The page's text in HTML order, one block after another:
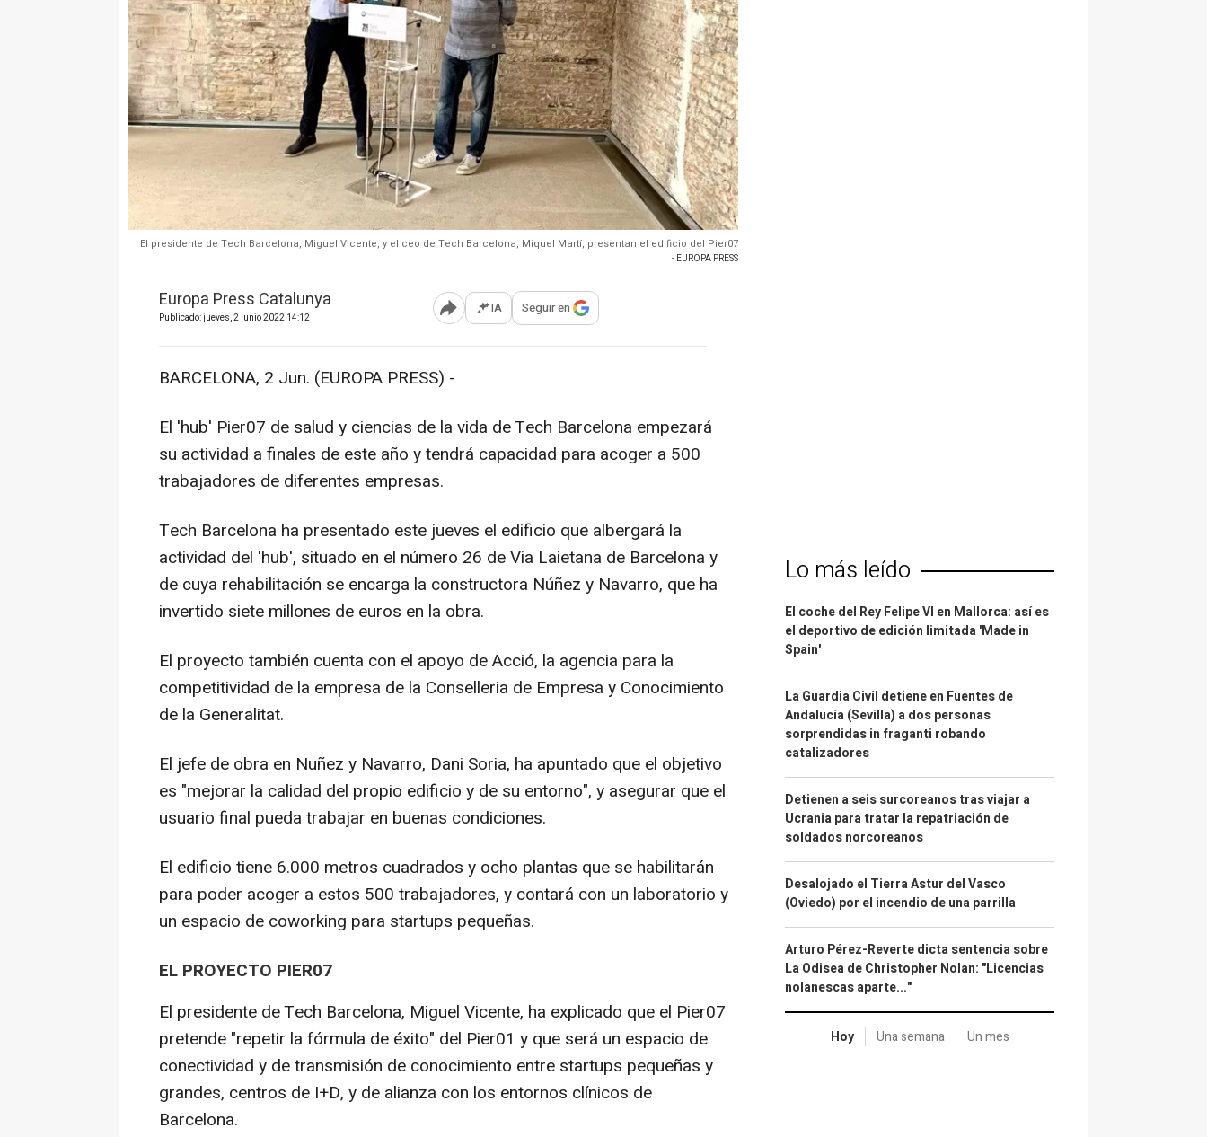
El presidente de Tech Barcelona, Miguel Vicente, y el ceo de Tech Barcelona, Miquel Martí, presentan el edificio del Pier07
- EUROPA PRESS
Europa Press Catalunya
Publicado: jueves, 2 junio 2022 14:12 Abrir opciones para compartir
IA Seguir en
BARCELONA, 2 Jun. (EUROPA PRESS) -
El 'hub' Pier07 de salud y ciencias de la vida de Tech Barcelona empezará
su actividad a finales de este año y tendrá capacidad para acoger a 500
trabajadores de diferentes empresas.
Tech Barcelona ha presentado este jueves el edificio que albergará la
actividad del 'hub', situado en el número 26 de Via Laietana de Barcelona y
de cuya rehabilitación se encarga la constructora Núñez y Navarro, que ha
invertido siete millones de euros en la obra.
El proyecto también cuenta con el apoyo de Acció, la agencia para la
competitividad de la empresa de la Conselleria de Empresa y Conocimiento
de la Generalitat.
El jefe de obra en Nuñez y Navarro, Dani Soria, ha apuntado que el objetivo
es "mejorar la calidad del propio edificio y de su entorno", y asegurar que el
usuario final pueda trabajar en buenas condiciones.
El edificio tiene 6.000 metros cuadrados y ocho plantas que se habilitarán
para poder acoger a estos 500 trabajadores, y contará con un laboratorio y
un espacio de coworking para startups pequeñas.
EL PROYECTO PIER07
El presidente de Tech Barcelona, Miguel Vicente, ha explicado que el Pier07
pretende "repetir la fórmula de éxito" del Pier01 y que será un espacio de
conectividad y de transmisión de conocimiento entre startups pequeñas y
grandes, centros de I+D, y de alianza con los entornos clínicos de
Barcelona.
Lo más leído
El coche del Rey Felipe VI en Mallorca: así es
el deportivo de edición limitada 'Made in
Spain'
La Guardia Civil detiene en Fuentes de
Andalucía (Sevilla) a dos personas
sorprendidas in fraganti robando
catalizadores
Detienen a seis surcoreanos tras viajar a
Ucrania para tratar la repatriación de
soldados norcoreanos
Desalojado el Tierra Astur del Vasco
(Oviedo) por el incendio de una parrilla
Arturo Pérez-Reverte dicta sentencia sobre
La Odisea de Christopher Nolan: "Licencias
nolanescas aparte..."
Hoy Una semana Un mes